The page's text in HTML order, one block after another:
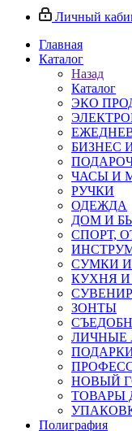
Личный
Главная
Каталог
Назад
Каталог
ЭКО
БИЗНЕС
ЧАСЫ И
РУЧКИ
ОДЕЖДА
ДОМ И
СПОРТ,
СУМКИ
КУХНЯ
ЗОНТЫ
ЛИЧНЫЕ
НОВЫЙ
ТОВАРЫ
Полиграфия